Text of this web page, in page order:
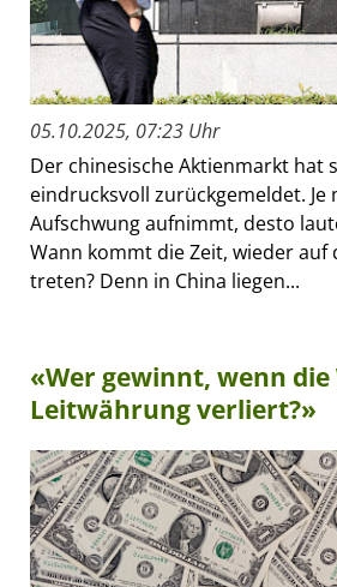
05.10.2025, 07:23 Uhr
Der chinesische Aktienmarkt hat
eindrucksvoll zurückgemeldet. Je
Aufschwung aufnimmt, desto
Wann kommt die Zeit, wieder auf
treten? Denn in China liegen...
«Wer gewinnt, wenn die
Leitwährung verliert?»